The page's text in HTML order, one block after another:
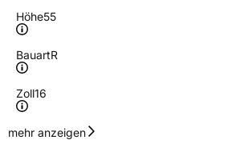
Höhe55
BauartR
Zoll16
Geschwindigkeitsindex
mehr anzeigen